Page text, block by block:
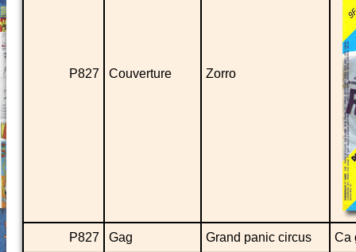
P827 Couverture Zorro
P827 Gag Grand panic circus Ca